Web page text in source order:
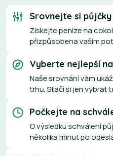
Srovnejte si půjčky
Získejte peníze na
přizpůsobena vaším
Vyberte nejlepší
Naše srovnání vám
trhu. Stačí si jen vybrat
Počkejte na
O výsledku schválení
několika minut po